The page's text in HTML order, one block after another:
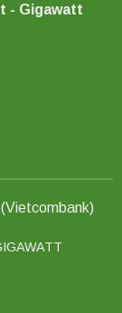
- Gigawatt